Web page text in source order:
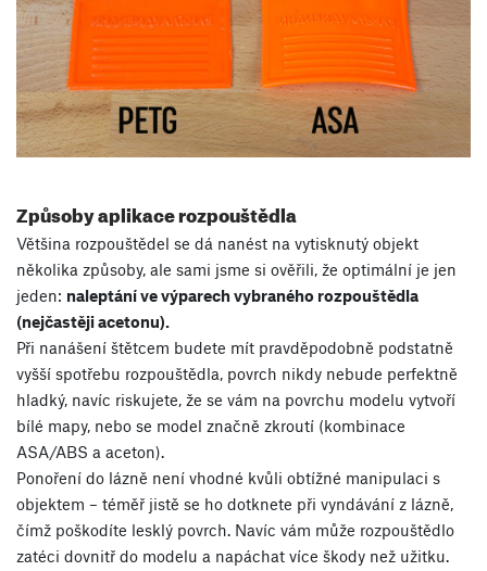
Způsoby aplikace rozpouštědla
Většina rozpouštědel se dá nanést na vytisknutý objekt
několika způsoby, ale sami jsme si ověřili, že optimální je jen
jeden: naleptání ve výparech vybraného rozpouštědla
(nejčastěji acetonu).
Při nanášení štětcem budete mít pravděpodobně podstatně
vyšší spotřebu rozpouštědla, povrch nikdy nebude perfektně
hladký, navíc riskujete, že se vám na povrchu modelu vytvoří
bílé mapy, nebo se model značně zkroutí (kombinace
ASA/ABS a aceton).
Ponoření do lázně není vhodné kvůli obtížné manipulaci s
objektem – téměř jistě se ho dotknete při vyndávání z lázně,
čímž poškodíte lesklý povrch. Navíc vám může rozpouštědlo
zatéci dovnitř do modelu a napáchat více škody než užitku.